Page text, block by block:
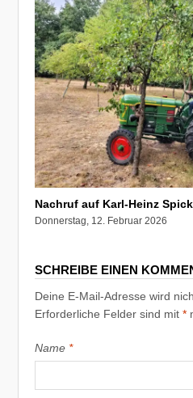
Nachruf auf Karl-Heinz
Donnerstag, 12. Februar 2026
SCHREIBE EINEN
Deine E-Mail-Adresse wird
Erforderliche Felder sind mit*
Name *